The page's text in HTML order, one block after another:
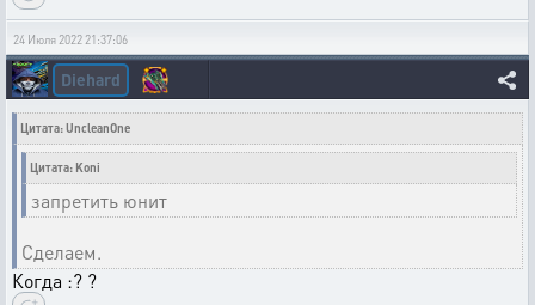
24 Июля 2022 21:37:06
Diehard
Цитата: UncleanOne
Цитата: Koni
запретить юнит
Сделаем.
Когда :? ?